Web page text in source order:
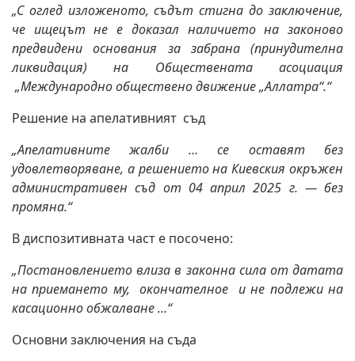
„С оглед изложеното, съдът стигна до заключение,
че ищецът не е доказал наличието на законово
предвидени основания за забрана (принудителна
ликвидация) на Обществената асоциация
„Международно обществено движение „Аллатра“.“
Решение на апелативният съд
„Апелативните жалби … се оставят без
удовлетворяване, а решението на Киевския окръжен
административен съд от 04 април 2025 г. — без
промяна.“
В диспозитивната част е посочено:
„Постановлението влиза в законна сила от датата
на приемането му, окончателное и не подлежи на
касационно обжалване …“
Основни заключения на съда